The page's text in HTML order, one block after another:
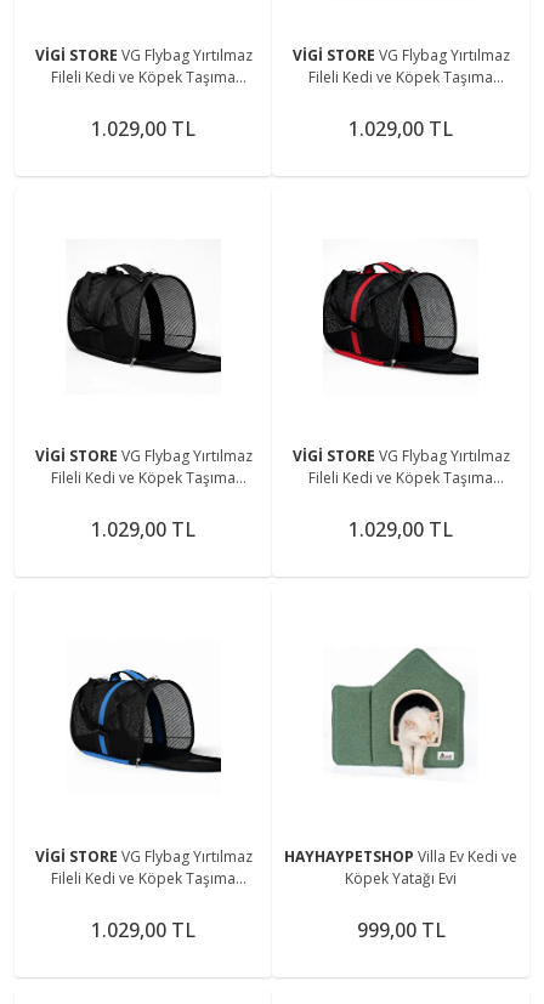
VİGİ STORE VG Flybag Yırtılmaz
Fileli Kedi ve Köpek Taşıma
1.029,00 TL
VİGİ STORE VG Flybag Yırtılmaz
Fileli Kedi ve Köpek Taşıma
1.029,00 TL
VİGİ STORE VG Flybag Yırtılmaz
Fileli Kedi ve Köpek Taşıma
1.029,00 TL
VİGİ STORE VG Flybag Yırtılmaz
Fileli Kedi ve Köpek Taşıma
1.029,00 TL
VİGİ STORE VG Flybag Yırtılmaz
Fileli Kedi ve Köpek Taşıma
1.029,00 TL
HAYHAYPETSHOP Villa Ev Kedi ve
Köpek Yatağı Evi
999,00 TL